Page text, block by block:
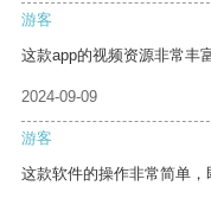
游客
这款app的视频资源非常丰
2024-09-09
游客
这款软件的操作非常简单，